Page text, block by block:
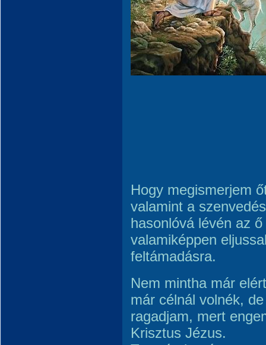
Hogy megismerjem
valamint a
hasonlóvá lévén az
valamiképpen
feltámadásra.
Nem mintha már
már célnál volnék,
ragadjam, mert
Krisztus Jézus.